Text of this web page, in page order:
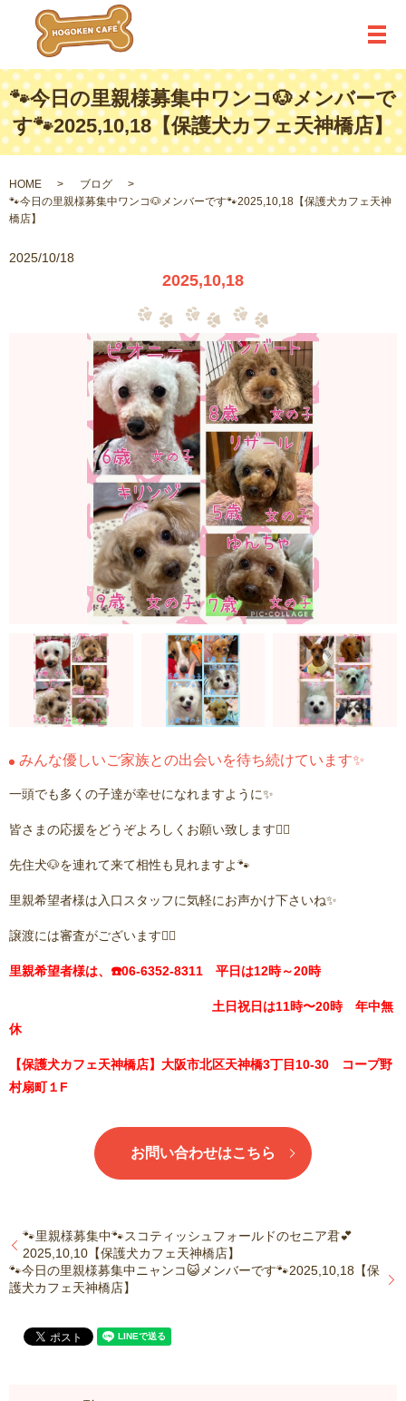
メ
🐾今日の里親様募集中ワンコ🐶メンバーで
す🐾2025,10,18【保護犬カフェ天神橋店】
HOME
ブログ
🐾今日の里親様募集中ワンコ🐶メンバーです🐾2025,10,18【保護犬カフェ天神
橋店】
2025/10/18
2025,10,18
みんな優しいご家族との出会いを待ち続けています✨
一頭でも多くの子達が幸せになれますように✨
皆さまの応援をどうぞよろしくお願い致します🙇‍♂️
先住犬🐶を連れて来て相性も見れますよ🐾
里親希望者様は入口スタッフに気軽にお声かけ下さいね✨
譲渡には審査がございます🙇‍♂️
里親希望者様は、☎️06-6352-8311 平日は12時～20時
土日祝日は11時〜20時 年中無
休
【保護犬カフェ天神橋店】大阪市北区天神橋3丁目10-30 コープ野
村扇町１F
お問い合わせはこちら
🐾里親様募集中🐾スコティッシュフォールドのセニア君💕
2025,10,10【保護犬カフェ天神橋店】
🐾今日の里親様募集中ニャンコ😺メンバーです🐾2025,10,18【保
護犬カフェ天神橋店】